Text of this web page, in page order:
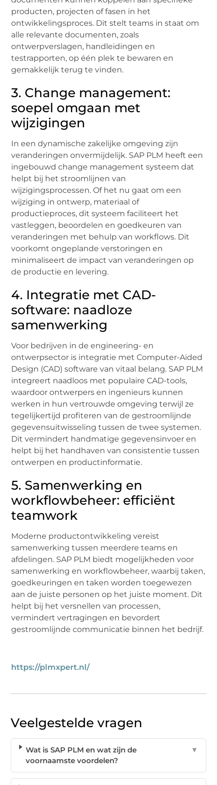
producten, projecten of fasen in het
ontwikkelingsproces. Dit stelt teams in staat om
alle relevante documenten, zoals
ontwerpverslagen, handleidingen en
testrapporten, op één plek te bewaren en
gemakkelijk terug te vinden.
3. Change management:
soepel omgaan met
wijzigingen
In een dynamische zakelijke omgeving zijn
veranderingen onvermijdelijk. SAP PLM heeft een
ingebouwd change management systeem dat
helpt bij het stroomlijnen van
wijzigingsprocessen. Of het nu gaat om een
wijziging in ontwerp, materiaal of
productieproces, dit systeem faciliteert het
vastleggen, beoordelen en goedkeuren van
veranderingen met behulp van workflows. Dit
voorkomt ongeplande verstoringen en
minimaliseert de impact van veranderingen op
de productie en levering.
4. Integratie met CAD-
software: naadloze
samenwerking
Voor bedrijven in de engineering- en
ontwerpsector is integratie met Computer-Aided
Design (CAD) software van vitaal belang. SAP PLM
integreert naadloos met populaire CAD-tools,
waardoor ontwerpers en ingenieurs kunnen
werken in hun vertrouwde omgeving terwijl ze
tegelijkertijd profiteren van de gestroomlijnde
gegevensuitwisseling tussen de twee systemen.
Dit vermindert handmatige gegevensinvoer en
helpt bij het handhaven van consistentie tussen
ontwerpen en productinformatie.
5. Samenwerking en
workflowbeheer: efficiënt
teamwork
Moderne productontwikkeling vereist
samenwerking tussen meerdere teams en
afdelingen. SAP PLM biedt mogelijkheden voor
samenwerking en workflowbeheer, waarbij taken,
goedkeuringen en taken worden toegewezen
aan de juiste personen op het juiste moment. Dit
helpt bij het versnellen van processen,
vermindert vertragingen en bevordert
gestroomlijnde communicatie binnen het bedrijf.
https://plmxpert.nl/
Veelgestelde vragen
Wat is SAP PLM en wat zijn de
voornaamste voordelen?
▼